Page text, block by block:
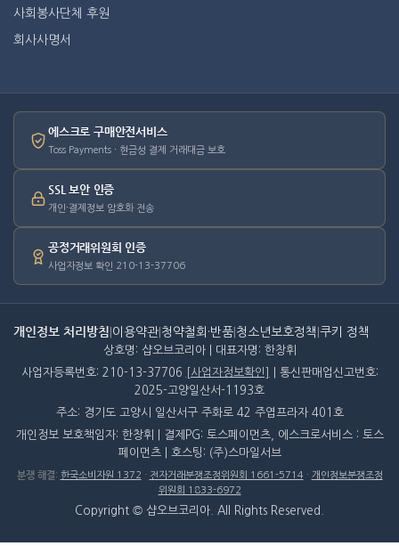
사회봉사단체 후원
회사사명서
에스크로 구매안전서비스
Toss Payments · 현금성 결제 거래대금 보호
SSL 보안 인증
개인·결제정보 암호화 전송
공정거래위원회 인증
사업자정보 확인 210-13-37706
개인정보 처리방침 이용약관 청약철회·반품 청소년보호정책 쿠키 정책
상호명: 샵오브코리아 | 대표자명: 한창휘
사업자등록번호: 210-13-37706
[사업자정보확인]
| 통신판매업신고번호:
2025-고양일산서-1193호
주소: 경기도 고양시 일산서구 주화로 42 주엽프라자 401호
개인정보 보호책임자: 한창휘 | 결제PG: 토스페이먼츠, 에스크로서비스 : 토스
페이먼츠 | 호스팅: (주)스마일서브
분쟁 해결: 한국소비자원 1372 · 전자거래분쟁조정위원회 1661-5714 · 개인정보분쟁조정
위원회 1833-6972
Copyright © 샵오브코리아. All Rights Reserved.